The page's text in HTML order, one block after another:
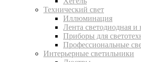
Технический свет
Иллюминация
Лента светодиодная
Приборы для
Профессиональные
Интерьерные светильники